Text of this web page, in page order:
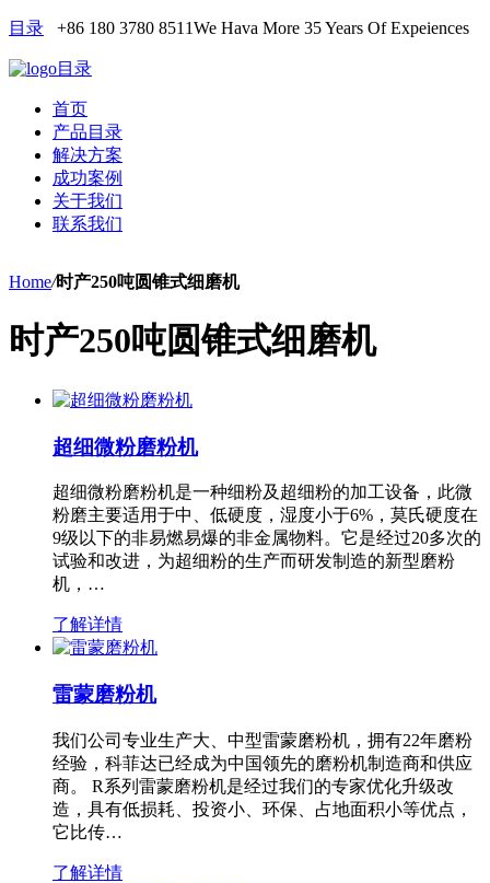
目录 +86 180 3780 8511We Hava More 35 Years Of Expeiences
目录
首页
产品目录
解决方案
成功案例
关于我们
联系我们
Home/时产250吨圆锥式细磨机
时产250吨圆锥式细磨机
超细微粉磨粉机
超细微粉磨粉机是一种细粉及超细粉的加工设备，此微
粉磨主要适用于中、低硬度，湿度小于6%，莫氏硬度在
9级以下的非易燃易爆的非金属物料。它是经过20多次的
试验和改进，为超细粉的生产而研发制造的新型磨粉
机，…
了解详情
雷蒙磨粉机
我们公司专业生产大、中型雷蒙磨粉机，拥有22年磨粉
经验，科菲达已经成为中国领先的磨粉机制造商和供应
商。 R系列雷蒙磨粉机是经过我们的专家优化升级改
造，具有低损耗、投资小、环保、占地面积小等优点，
它比传…
了解详情